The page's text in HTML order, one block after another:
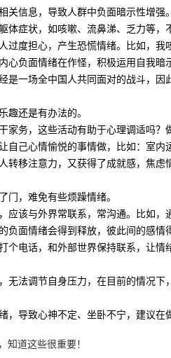
关信息，导致人群中负面暗示性增强。
体症状，如咳嗽、流鼻涕、乏力等，
过度担心，产生恐慌情绪。比如，我
心负面情绪在作怪，积极运用自我暗
是一场全中国人共同面对的战斗，因
趣还是有办法的。
家务，这些活动有助于心理调适吗？
自己心情愉悦的事情做，比如：室
转移注意力，又获得了成就感，焦虑
门，难免有些烦躁情绪。
应该与外界常联系，常沟通。比如，
负面情绪会得到释放，彼此间的感情
个电话，和外部世界保持联系，让情
无法调节自身压力，在目前的情况
，导致心神不定、坐卧不宁，建议在
知道这些很重要！